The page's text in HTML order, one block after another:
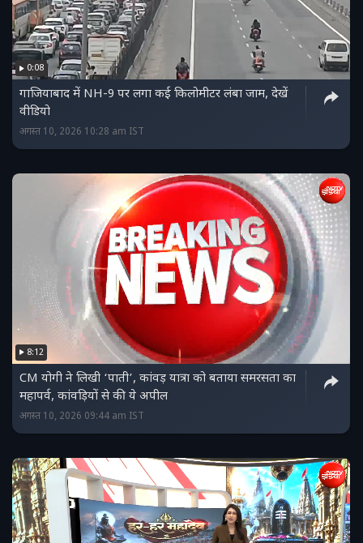
0:08
गाजियाबाद में NH-9 पर लगा कई किलोमीटर लंबा जाम, देखें
वीडियो
अगस्त 10, 2026 10:28 am IST
8:12
CM योगी ने लिखी ‘पाती’, कांवड़ यात्रा को बताया समरसता का
महापर्व, कांवड़ियों से की ये अपील
अगस्त 10, 2026 09:44 am IST